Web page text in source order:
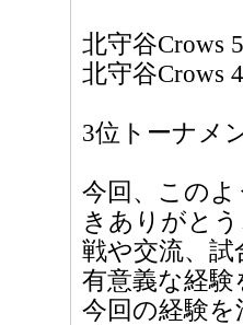
北守谷Crows
北守谷Crows
3位トーナメ
今回、この
きありがと
戦や交流、
有意義な経
今回の経験